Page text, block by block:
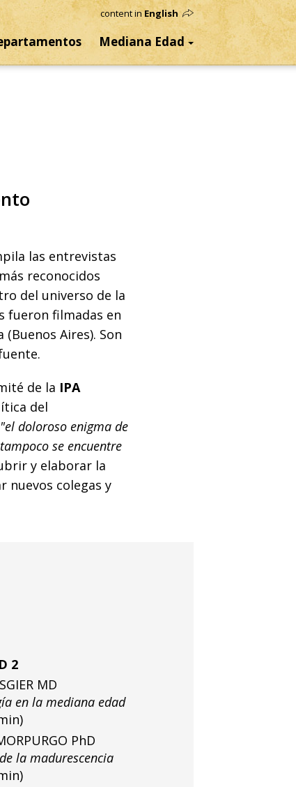
content inEnglish
Mediana Edad
las entrevistas
reconocidos
del universo de la
fueron filmadas en
Aires). Son
de la IPA
del
"el doloroso enigma de
se encuentre
y elaborar la
nuevos colegas y
2
MD
en la mediana edad
PhD
la madurescencia